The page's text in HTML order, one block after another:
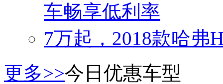
车畅享低利率
7万起，2018款哈弗
更多>>今日优惠车型